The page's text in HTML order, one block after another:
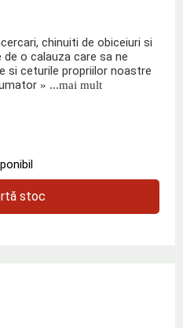
chinuiti de obiceiuri si
o calauza care sa ne
si ceturile propriilor noastre
» ...mai mult
stoc